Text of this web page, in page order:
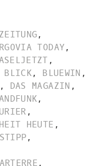
,
TODAY,
,
BLICK, BLUEWIN ,
, DAS MAGAZIN ,
,
,
HEUTE ,
,
,